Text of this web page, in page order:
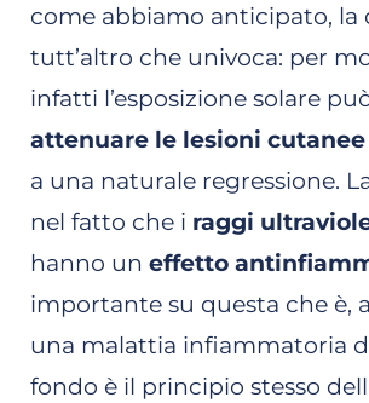
come abbiamo anticipato, la
tutt’altro che univoca: per
infatti l’esposizione solare
attenuare le lesioni cutanee
a una naturale regressione.
nel fatto che i raggi
hanno un effetto
importante su questa che è,
una malattia infiammatoria
fondo è il principio stesso